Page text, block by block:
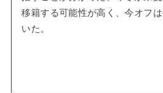
移籍する可能性が高く、今オフ
いた。